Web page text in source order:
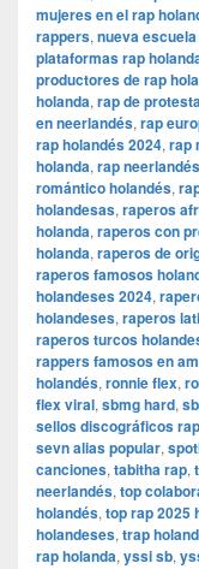
mujeres en el rap
rappers, nueva
plataformas rap
productores de rap
holanda, rap de
en neerlandés, rap
rap holandés 2024, rap
holanda, rap
romántico holandés,
holandesas, raperos
holanda, raperos con
holanda, raperos de
raperos famosos
holandeses 2024,
holandeses, raperos
raperos turcos
rappers famosos en
holandés, ronnie flex,
flex viral, sbmg hard,
sellos discográficos
sevn alias popular,
canciones, tabitha rap,
neerlandés, top
holandés, top rap 2025
holandeses, trap
rap holanda, yssi sb,